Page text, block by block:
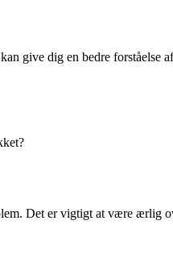
give dig en bedre
Det er vigtigt at være ærlig